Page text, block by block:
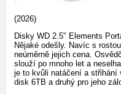
(2026)
Disky WD 2.5" Elements
Nějaké odešly. Navíc s
neúměrně jejich cena.
slouží po mnoho let a
je to kvůli natáčení a střihání
disk 6TB a druhý pro jeho